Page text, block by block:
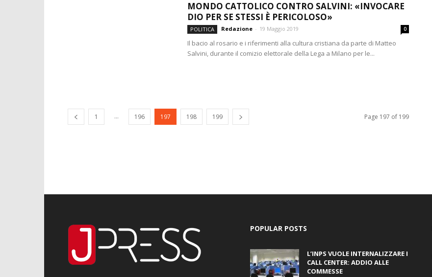
MONDO CATTOLICO CONTRO SALVINI: «INVOCARE
DIO PER SE STESSI È PERICOLOSO»
POLITICA Redazione - 19 Maggio 2019 0
Il bacio al rosario e i riferimenti alla cultura cristiana da parte di Matteo
Salvini, durante il comizio elettorale della Lega a Milano per le...
1 ... 196 197 198 199 Page 197 of 199
POPULAR POSTS
L’INPS VUOLE INTERNALIZZARE I
CALL CENTER: ADDIO ALLE
COMMESSE